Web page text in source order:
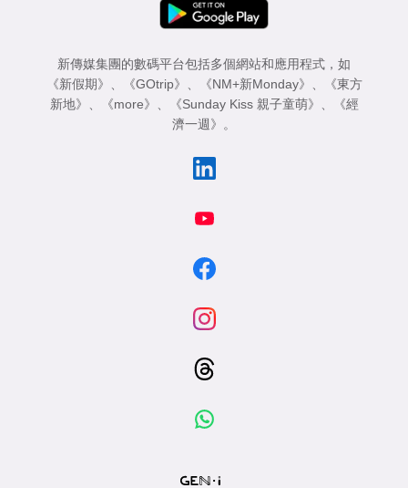
新傳媒集團的數碼平台包括多個網站和應用程式，如
《新假期》
《GOtrip》 《NM+新Monday》
《東方
新地》
《more》 《Sunday Kiss 親子童萌》
《經
濟一週》
。